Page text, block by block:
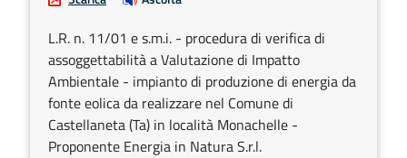
L.R. n. 11/01 e s.m.i. - procedura di verifica di
assoggettabilità a Valutazione di Impatto
Ambientale - impianto di produzione di energia da
fonte eolica da realizzare nel Comune di
Castellaneta (Ta) in località Monachelle -
Proponente Energia in Natura S.r.l.